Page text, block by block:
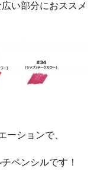
い部分におススメ
ーションで、
ペンシルです！